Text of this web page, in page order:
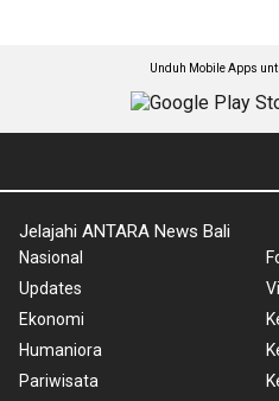
Unduh Mobile Apps
Jelajahi ANTARA News Bali
Nasional
Updates
Ekonomi
Humaniora
Pariwisata